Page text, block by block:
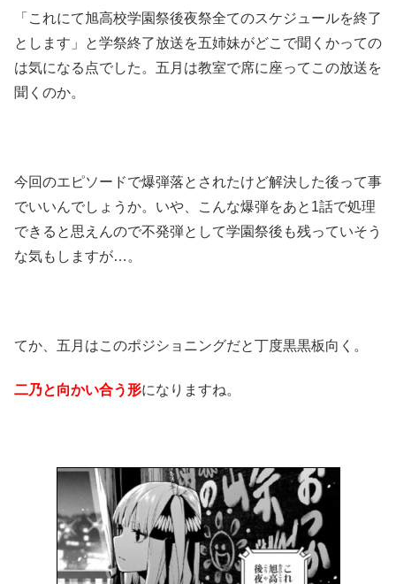
「これにて旭高校学園祭後夜祭全てのスケジュールを終了
とします」と学祭終了放送を五姉妹がどこで聞くかっての
は気になる点でした。五月は教室で席に座ってこの放送を
聞くのか。
今回のエピソードで爆弾落とされたけど解決した後って事
でいいんでしょうか。いや、こんな爆弾をあと1話で処理
できると思えんので不発弾として学園祭後も残っていそう
な気もしますが…。
てか、五月はこのポジショニングだと丁度黒黒板向く。
二乃と向かい合う形になりますね。